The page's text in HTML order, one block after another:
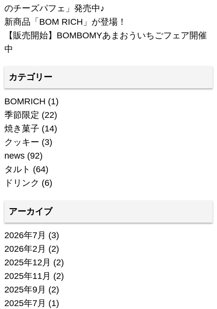
のチーズパフェ」発売中♪
新商品「BOM RICH」が登場！
【販売開始】BOMBOMYあまおういちごフェア開催
中
カテゴリー
BOMRICH (1)
季節限定 (22)
焼き菓子 (14)
クッキー (3)
news(92)
タルト (64)
ドリンク (6)
アーカイブ
2026年7月 (3)
2026年2月 (2)
2025年12月 (2)
2025年11月 (2)
2025年9月 (2)
2025年7月 (1)